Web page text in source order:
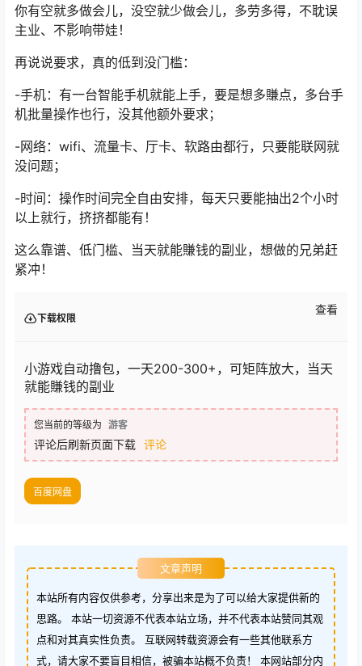
你有空就多做会儿，没空就少做会儿，多劳多得，不耽误
主业、不影响带娃！
再说说要求，真的低到没门槛：
-手机：有一台智能手机就能上手，要是想多賺点，多台手
机批量操作也行，没其他额外要求；
-网络：wifi、流量卡、厅卡、软路由都行，只要能联网就
没问题；
-时间：操作时间完全自由安排，每天只要能抽出2个小时
以上就行，挤挤都能有！
这么靠谱、低门槛、当天就能賺钱的副业，想做的兄弟赶
紧冲！
下载权限
查看
小游戏自动撸包，一天200-300+，可矩阵放大，当天
就能賺钱的副业
您当前的等级为 游客
评论后刷新页面下载 评论
百度网盘
文章声明
本站所有内容仅供参考，分享出来是为了可以给大家提供新的
思路。 本站一切资源不代表本站立场，并不代表本站赞同其观
点和对其真实性负责。 互联网转载资源会有一些其他联系方
式，请大家不要盲目相信，被骗本站概不负责！ 本网站部分内